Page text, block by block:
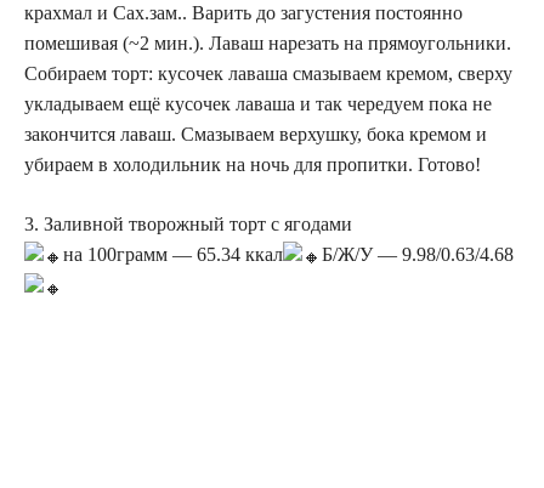
крахмал и Сах.зам.. Варить до загустения постоянно
помешивая (~2 мин.). Лаваш нарезать на прямоугольники.
Собираем торт: кусочек лаваша смазываем кремом, сверху
укладываем ещё кусочек лаваша и так чередуем пока не
закончится лаваш. Смазываем верхушку, бока кремом и
убираем в холодильник на ночь для пропитки. Готово!
3. Заливной творожный торт с ягодами
на 100грамм — 65.34 ккал
Б/Ж/У — 9.98/0.63/4.68